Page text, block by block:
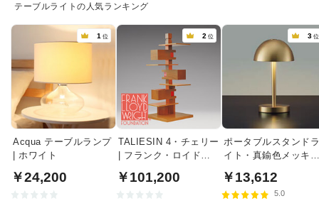
テーブルライトの人気ランキング
1 位
Acqua テーブルランプ
| ホワイト
￥24,200
2 位
TALIESIN 4・チェリー
| フランク・ロイド・
￥101,200
3 位
ポータブルスタンド
イト・真鍮色メッキ
￥13,612
5.0